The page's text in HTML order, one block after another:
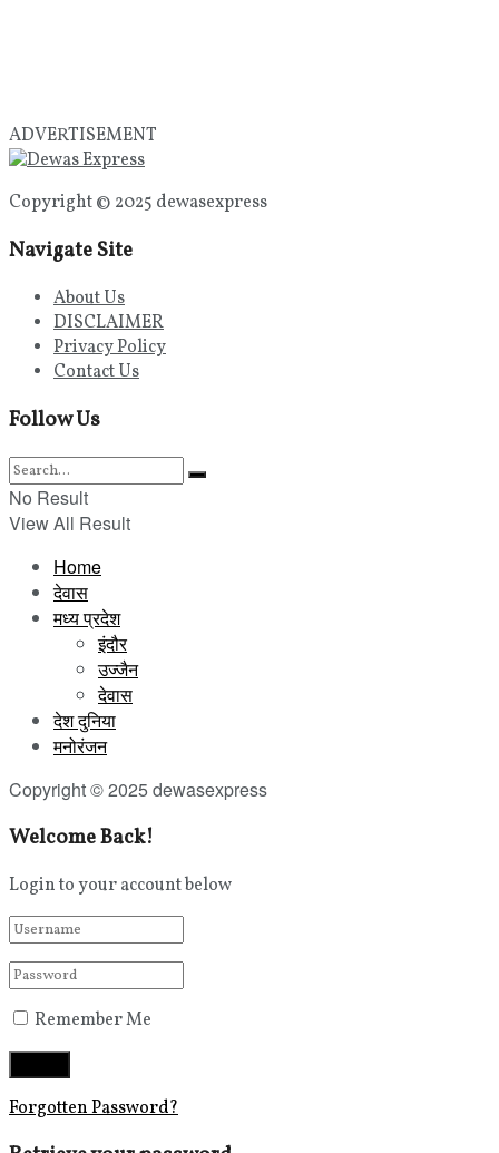
ADVERTISEMENT
Copyright © 2025 dewasexpress
Navigate Site
About Us
DISCLAIMER
Privacy Policy
Contact Us
Follow Us
No Result
View All Result
Home
देवास
मध्य प्रदेश
इंदौर
उज्जैन
देवास
देश दुनिया
मनोरंजन
Copyright © 2025 dewasexpress
Welcome Back!
Login to your account below
Remember Me
Forgotten Password?